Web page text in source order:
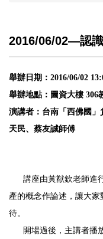
2016/06/02―認
舉辦日期：2016/06/02
舉辦地點：圖資大樓 306
演講者：台南「西佛國
天民、蔡友誠師傅
講座由黃猷欽老師進行
產的概念作論述，讓大
待。
開場過後，主講者播